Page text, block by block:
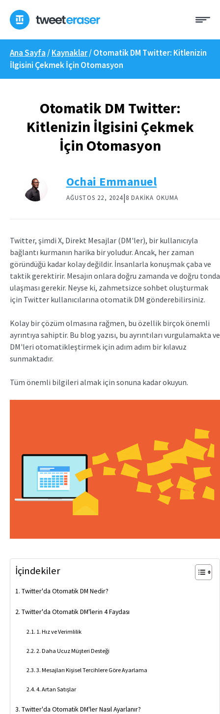
geç
Ana Sayfa /Kaynaklar/Otomatik DM Twitter: Kitlenizin
İlgisini Çekmek İçin Otomasyon
Otomatik DM Twitter:
Kitlenizin İlgisini Çekmek
İçin Otomasyon
Ochai Emmanuel
AĞUSTOS 22, 2024|8 DAKIKA OKUMA
Twitter, şimdi X, Direkt Mesajlar (DM'ler), bir kullanıcıyla
bağlantı kurmanın harika bir yoludur. Ancak, her zaman
göründüğü kadar kolay değildir. İnsanlarla konuşmak çaba ve
taktik gerektirir. Mesajın onlara doğru zamanda ve doğru tonda
ulaşması gerekir. Neyse ki, zahmetsizce sohbet oluşturmak
için Twitter kullanıcılarına otomatik DM gönderebilirsiniz.
Kolay bir çözüm olmasına rağmen, bu özellik birçok önemli
ayrıntıya sahiptir. Bu blog yazısı, bu ayrıntıları vurgulamakta ve
DM'leri otomatikleştirmek için adım adım bir kılavuz
sunmaktadır.
Tüm önemli bilgileri almak için sonuna kadar okuyun.
İçindekiler
Twitter'da Otomatik DM Nedir?
Twitter'da Otomatik DM'lerin 4 Faydası
1. Hız ve Verimlilik
2. Daha Ucuz Müşteri Desteği
3. Mesajları Kişisel Tercihlere Göre Ayarlama
4. Artan Satışlar
Twitter'da Otomatik DM'ler Nasıl Ayarlanır?